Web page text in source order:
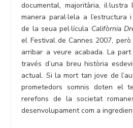
documental, majoritària,
manera paral·lela a
de la seua pel·lícula Califòrnia
el Festival de Cannes 2007,
arribar a veure acabada. La
través d’una breu història
actual. Si la mort tan jove de
prometedors somnis doten el
rerefons de la societat
desenvolupament com a